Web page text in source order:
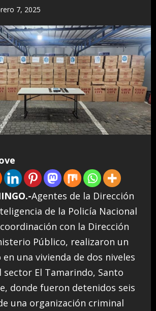
7, 2025
Agentes de la Dirección
de la Policía Nacional
con la Dirección
Público, realizaron un
una vivienda de dos niveles
sector El Tamarindo, Santo
donde fueron detenidos seis
una organización criminal